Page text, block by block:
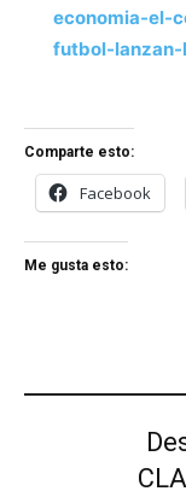
economia-el-
futbol-
Comparte esto:
Facebook
Me gusta esto: